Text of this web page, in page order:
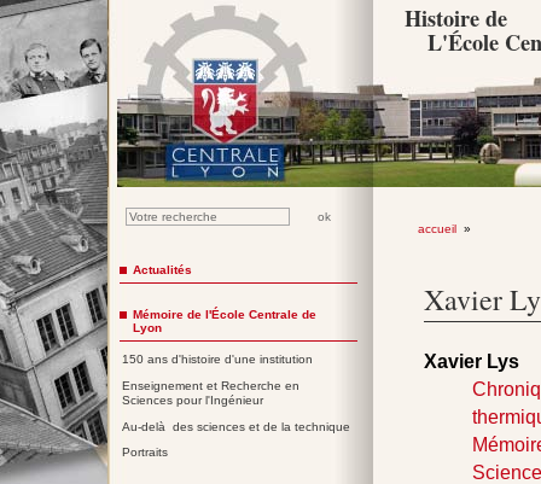
Histoire de
L'École
accueil»
Xavier
Xavier Lys
Actualités
Mémoire de l'École Centrale de
Lyon
150 ans d'histoire d'une institution
Enseignement et Recherche en
Sciences pour l'Ingénieur
Au-delà des sciences et de la technique
Portraits